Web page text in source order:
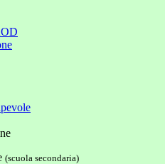
(scuola secondaria)